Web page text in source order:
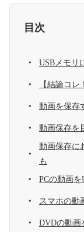
目次
USBメモリ
【結論コ
動画を保存
動画保存を
動画保存に
も
PCの動画
スマホの動
DVDの動画